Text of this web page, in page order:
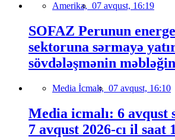
Amerika, 07 avqust, 16:19
SOFAZ Perunun
sektoruna sərmayə
sövdələşmənin
Media İcmalı, 07 avqust, 16:10
Media icmalı: 6 avqust
7 avqust 2026-cı il saat